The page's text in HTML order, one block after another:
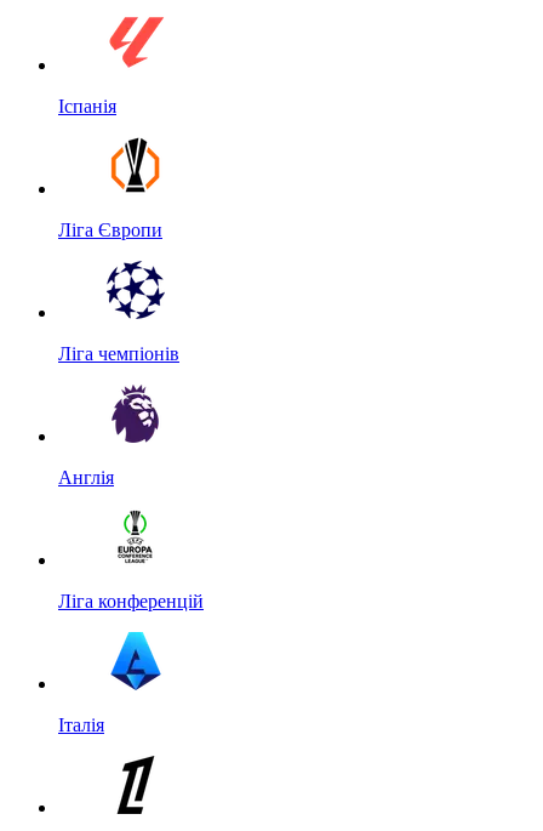
Іспанія
Ліга Європи
Ліга чемпіонів
Англія
Ліга конференцій
Італія